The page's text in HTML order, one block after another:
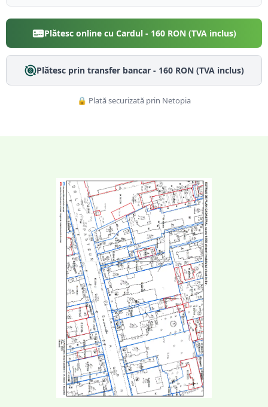
Plătesc online cu Cardul - 160RON (TVA inclus)
Plătesc prin transfer bancar - 160RON (TVA inclus)
🔒 Plată securizată prin Netopia